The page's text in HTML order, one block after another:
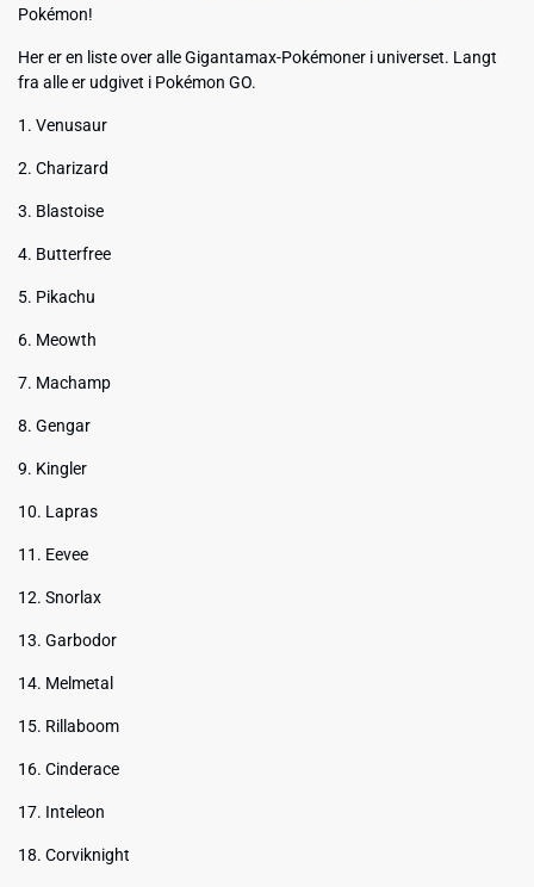
Pokémon!
Her er en liste over alle Gigantamax-Pokémoner i universet. Langt
fra alle er udgivet i Pokémon GO.
1. Venusaur
2. Charizard
3. Blastoise
4. Butterfree
5. Pikachu
6. Meowth
7. Machamp
8. Gengar
9. Kingler
10. Lapras
11. Eevee
12. Snorlax
13. Garbodor
14. Melmetal
15. Rillaboom
16. Cinderace
17. Inteleon
18. Corviknight